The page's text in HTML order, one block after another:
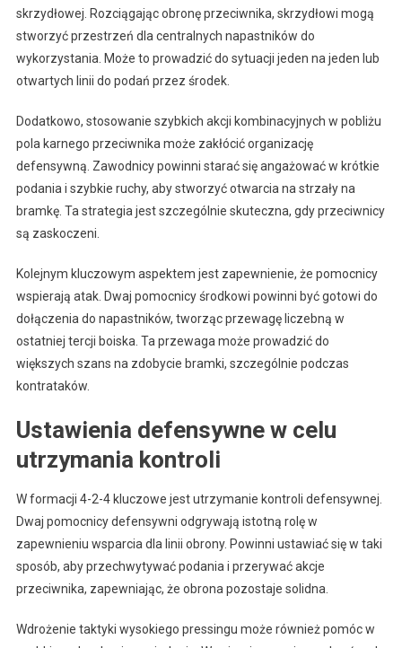
skrzydłowej. Rozciągając obronę przeciwnika, skrzydłowi mogą
stworzyć przestrzeń dla centralnych napastników do
wykorzystania. Może to prowadzić do sytuacji jeden na jeden lub
otwartych linii do podań przez środek.
Dodatkowo, stosowanie szybkich akcji kombinacyjnych w pobliżu
pola karnego przeciwnika może zakłócić organizację
defensywną. Zawodnicy powinni starać się angażować w krótkie
podania i szybkie ruchy, aby stworzyć otwarcia na strzały na
bramkę. Ta strategia jest szczególnie skuteczna, gdy przeciwnicy
są zaskoczeni.
Kolejnym kluczowym aspektem jest zapewnienie, że pomocnicy
wspierają atak. Dwaj pomocnicy środkowi powinni być gotowi do
dołączenia do napastników, tworząc przewagę liczebną w
ostatniej tercji boiska. Ta przewaga może prowadzić do
większych szans na zdobycie bramki, szczególnie podczas
kontrataków.
Ustawienia defensywne w celu
utrzymania kontroli
W formacji 4-2-4 kluczowe jest utrzymanie kontroli defensywnej.
Dwaj pomocnicy defensywni odgrywają istotną rolę w
zapewnieniu wsparcia dla linii obrony. Powinni ustawiać się w taki
sposób, aby przechwytywać podania i przerywać akcje
przeciwnika, zapewniając, że obrona pozostaje solidna.
Wdrożenie taktyki wysokiego pressingu może również pomóc w